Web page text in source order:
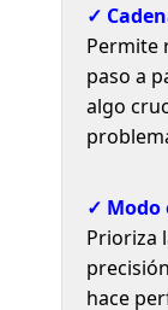
✓
Permite
paso a
algo
✓ Modo
Prioriza
hace